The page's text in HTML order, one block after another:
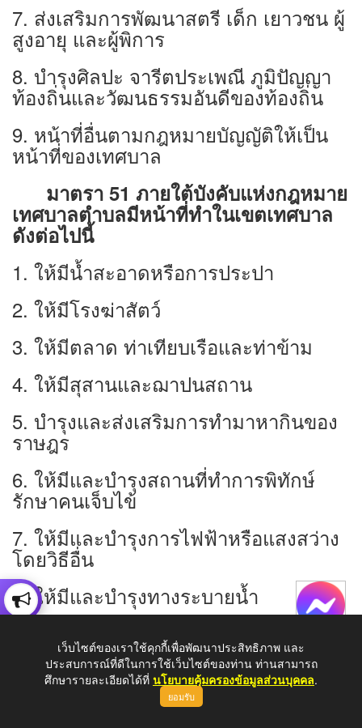
7. ส่งเสริมการพัฒนาสตรี เด็ก เยาวชน ผู้
สูงอายุ และผู้พิการ
8. บำรุงศิลปะ จารีตประเพณี ภูมิปัญญา
ท้องถิ่นและวัฒนธรรมอันดีของท้องถิ่น
9. หน้าที่อื่นตามกฎหมายบัญญัติให้เป็น
หน้าที่ของเทศบาล
มาตรา 51 ภายใต้บังคับแห่งกฎหมาย
เทศบาลตำบลมีหน้าที่ทำในเขตเทศบาล
ดังต่อไปนี้
1. ให้มีนํ้าสะอาดหรือการประปา
2. ให้มีโรงฆ่าสัตว์
3. ให้มีตลาด ท่าเทียบเรือและท่าข้าม
4. ให้มีสุสานและฌาปนสถาน
5. บำรุงและส่งเสริมการทำมาหากินของ
ราษฎร
6. ให้มีและบำรุงสถานที่ทำการพิทักษ์
รักษาคนเจ็บไข้
7. ให้มีและบำรุงการไฟฟ้าหรือแสงสว่าง
โดยวิธีอื่น
8. ให้มีและบำรุงทางระบายนํ้า
9. เทศพาณิฃย์
► พระราชบัญญัติกำหนดแผนและขั้น
ตอนการกระจายอำนาจให้แก่องค์กร
เว็บไซต์ของเราใช้คุกกี้เพื่อพัฒนาประสิทธิภาพ และ
ประสบการณ์ที่ดีในการใช้เว็บไซต์ของท่าน ท่านสามารถ
ศึกษารายละเอียดได้ที่ นโยบายคุ้มครองข้อมูลส่วนบุคคล.
ยอมรับ